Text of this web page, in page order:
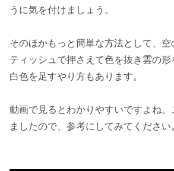
うに気を付けましょう。
そのほかもっと簡単な方法として、空
ティッシュで押さえて色を抜き雲の
白色を足すやり方もあります。
動画で見るとわかりやすいですよね
ましたので、参考にしてみてください